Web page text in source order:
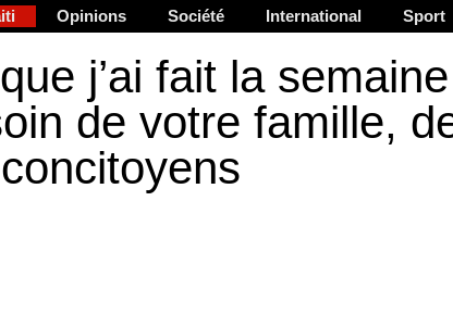
Opinions Société International Sport
j’ai fait la semaine
de votre famille,